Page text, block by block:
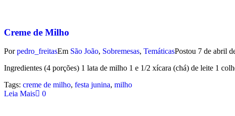
Creme de Milho
Porpedro_freitasEm São João, Sobremesas, TemáticasPostou 7 de abril
Ingredientes (4 porções) 1 lata de milho 1 e 1/2 xícara (chá) de leite 1
Tags: creme de milho, festa junina, milho
Leia Mais
0